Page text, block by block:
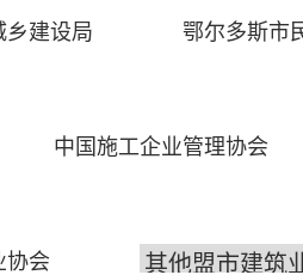
乡建设局 鄂尔多斯市
中国施工企业管理协会
协会